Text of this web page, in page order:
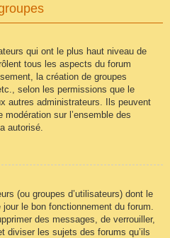
qui ont le plus haut niveau de
tous les aspects du forum
la création de groupes
selon les permissions que le
autres administrateurs. Ils peuvent
sur l’ensemble des
autorisé.
(ou groupes d’utilisateurs) dont le
le bon fonctionnement du forum.
des messages, de verrouiller,
diviser les sujets des forums qu’ils